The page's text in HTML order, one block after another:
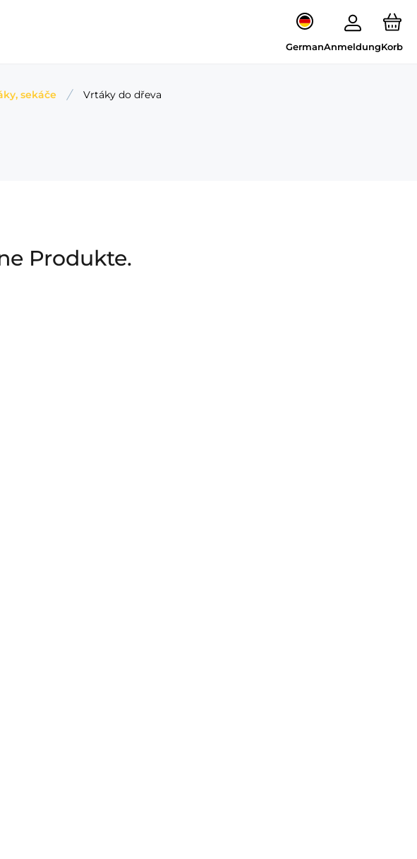
GermanAnmeldungKorb
sekáče Vrtáky do dřeva
Produkte.